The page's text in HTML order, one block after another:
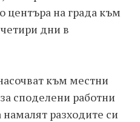
центъра на града към
дни в
към местни
споделени работни
намалят разходите си